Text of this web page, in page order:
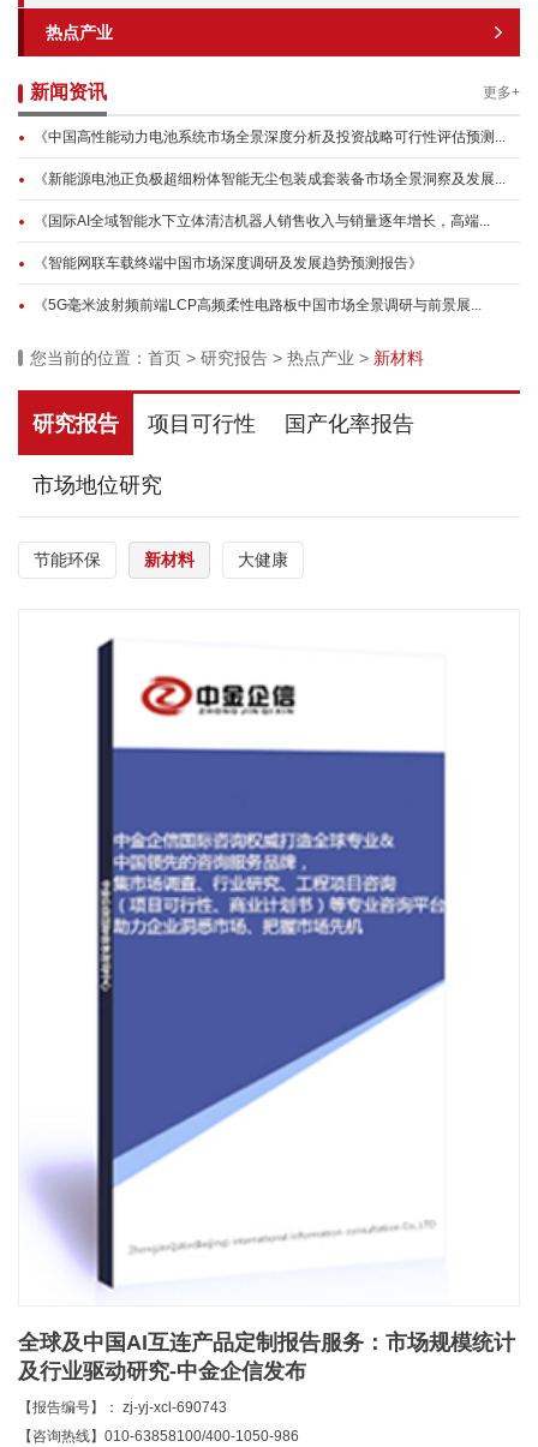
热点产业
新闻资讯 更多+
《中国高性能动力电池系统市场全景深度分析及投资战略可行性评估预测...
《新能源电池正负极超细粉体智能无尘包装成套装备市场全景洞察及发展...
《国际AI全域智能水下立体清洁机器人销售收入与销量逐年增长，高端...
《智能网联车载终端中国市场深度调研及发展趋势预测报告》
《5G毫米波射频前端LCP高频柔性电路板中国市场全景调研与前景展...
您当前的位置： 首页 > 研究报告 > 热点产业 > 新材料
研究报告 项目可行性 国产化率报告
市场地位研究
节能环保 新材料 大健康
全球及中国AI互连产品定制报告服务：市场规模统计
及行业驱动研究-中金企信发布
【报告编号】： zj-yj-xcl-690743
【咨询热线】010-63858100/400-1050-986